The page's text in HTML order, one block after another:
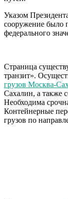
Указом
сооружение было
федерального
Страница
транзит».
грузов Москва-
Сахалин, а также
Необходима
Контейнерные
грузов по